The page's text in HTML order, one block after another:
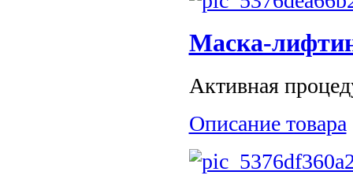
Маска-
Активная
Описание товара